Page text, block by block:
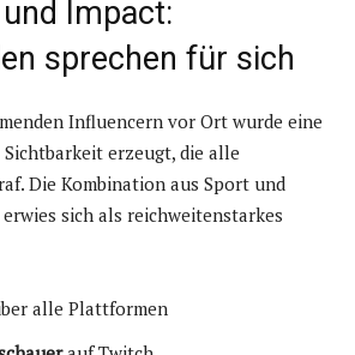
Impact:
sprechen für sich
Influencern vor Ort wurde eine
erzeugt, die alle
Die Kombination aus Sport und
sich als reichweitenstarkes
alle Plattformen